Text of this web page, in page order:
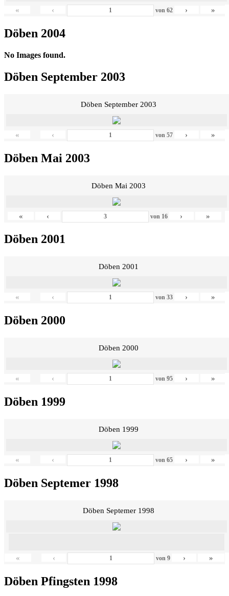
« ‹ von 62 › »
Döben 2004
No Images found.
Döben September 2003
Döben September 2003
« ‹ von 57 › »
Döben Mai 2003
Döben Mai 2003
« ‹ von 16 › »
Döben 2001
Döben 2001
« ‹ von 33 › »
Döben 2000
Döben 2000
« ‹ von 95 › »
Döben 1999
Döben 1999
« ‹ von 65 › »
Döben Septemer 1998
Döben Septemer 1998
« ‹ von9 › »
Döben Pfingsten 1998